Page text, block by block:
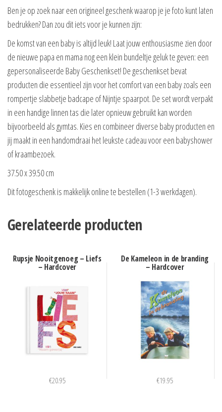
Ben je op zoek naar een origineel geschenk waarop je je foto kunt laten
bedrukken? Dan zou dit iets voor je kunnen zijn:
De komst van een baby is altijd leuk! Laat jouw enthousiasme zien door
de nieuwe papa en mama nog een klein bundeltje geluk te geven: een
gepersonaliseerde Baby Geschenkset! De geschenkset bevat
producten die essentieel zijn voor het comfort van een baby zoals een
rompertje slabbetje badcape of Nijntje spaarpot. De set wordt verpakt
in een handige linnen tas die later opnieuw gebruikt kan worden
bijvoorbeeld als gymtas. Kies en combineer diverse baby producten en
jij maakt in een handomdraai het leukste cadeau voor een babyshower
of kraambezoek.
37.50 x 39.50 cm
Dit fotogeschenk is makkelijk online te bestellen (1-3 werkdagen).
Gerelateerde producten
Rupsje Nooitgenoeg – Liefs
– Hardcover
€20.95
De Kameleon in de branding
– Hardcover
€19.95